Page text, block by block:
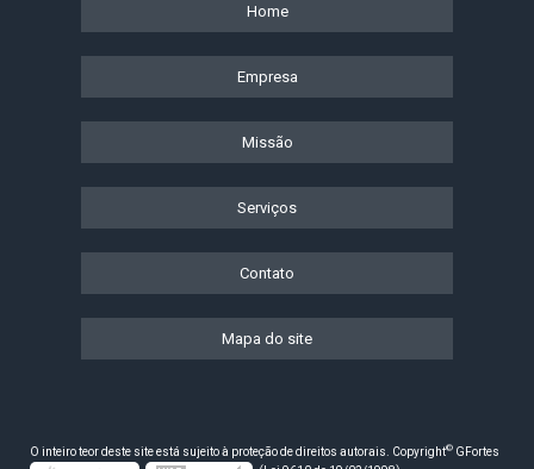
Home
Empresa
Missão
Serviços
Contato
Mapa do site
O inteiro teor deste site está sujeito à proteção de direitos autorais. Copyright© GFortes